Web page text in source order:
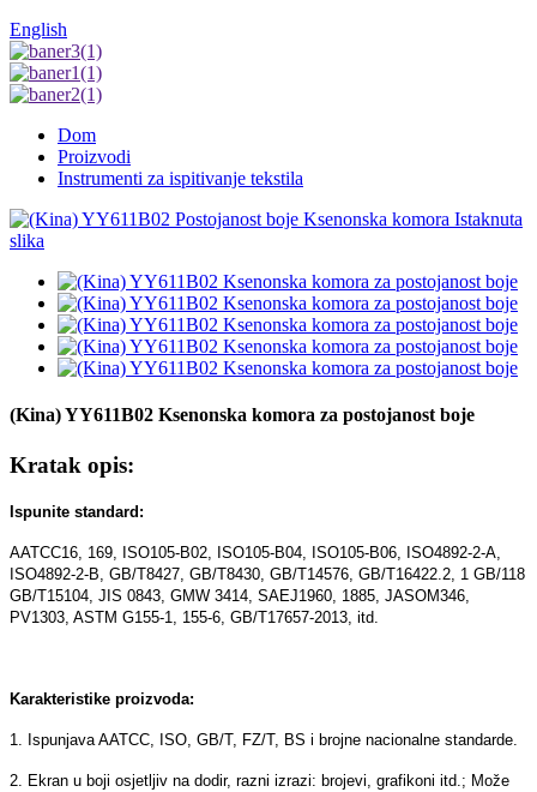
English
Dom
Proizvodi
Instrumenti za ispitivanje tekstila
(Kina) YY611B02 Ksenonska komora za postojanost boje
Kratak opis:
Ispunite standard:
AATCC16, 169, ISO105-B02, ISO105-B04, ISO105-B06, ISO4892-2-A,
ISO4892-2-B, GB/T8427, GB/T8430, GB/T14576, GB/T16422.2, 1 GB/118
GB/T15104, JIS 0843, GMW 3414, SAEJ1960, 1885, JASOM346,
PV1303, ASTM G155-1, 155-6, GB/T17657-2013, itd.
Karakteristike proizvoda:
1. Ispunjava AATCC, ISO, GB/T, FZ/T, BS i brojne nacionalne standarde.
2. Ekran u boji osjetljiv na dodir, razni izrazi: brojevi, grafikoni itd.; Može